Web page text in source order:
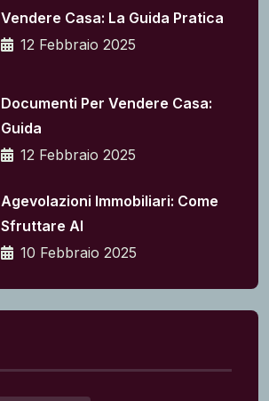
Vendere Casa: La Guida Pratica
12 Febbraio 2025
Documenti Per Vendere Casa:
Guida
12 Febbraio 2025
Agevolazioni Immobiliari: Come
Sfruttare Al
10 Febbraio 2025